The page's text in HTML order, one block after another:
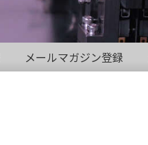
メールマガジン登録